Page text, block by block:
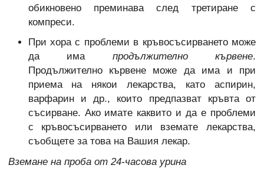
обикновено преминава след третиране с
компреси.
При хора с проблеми в кръвосъсирването може
да има продължително кървене.
Продължително кървене може да има и при
приема на някои лекарства, като аспирин,
варфарин и др., които предпазват кръвта от
съсирване. Ако имате каквито и да е проблеми
с кръвосъсирването или вземате лекарства,
съобщете за това на Вашия лекар.
Вземане на проба от 24-часова урина